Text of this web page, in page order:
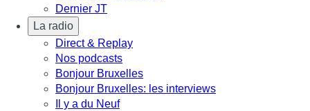
Dernier JT
La radio
Direct & Replay
Nos podcasts
Bonjour Bruxelles
Bonjour Bruxelles: les interviews
Il y a du Neuf